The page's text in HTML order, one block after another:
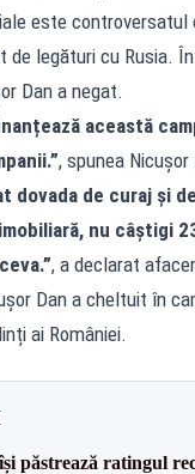
este controversatul
de legături cu Rusia.
Dan a negat.
această
, spunea Nicușor
dovada de curaj și
nu câștigi
, a declarat
Dan a cheltuit în
ai României.
păstrează ratingul